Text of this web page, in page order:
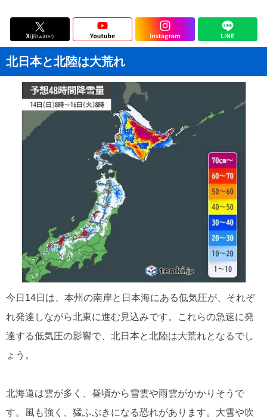
北日本と北陸は大荒れ
今日14日は、本州の南岸と日本海にある低気圧が、それぞ
れ発達しながら北東に進む見込みです。これらの急速に発
達する低気圧の影響で、北日本と北陸は大荒れとなるでし
ょう。
北海道は雲が多く、昼頃から雪雲や雨雲がかかりそうで
す。風も強く、猛ふぶきになる恐れがあります。大雪や吹